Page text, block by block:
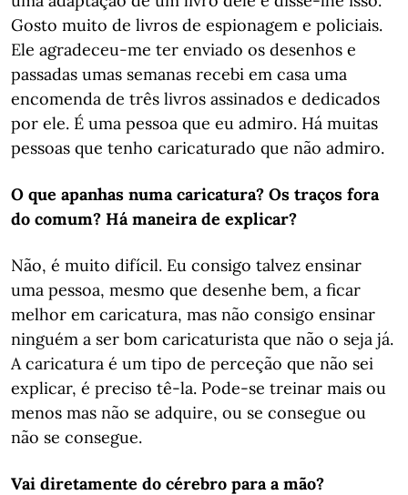
Gosto muito de livros de espionagem e policiais.
Ele agradeceu-me ter enviado os desenhos e
passadas umas semanas recebi em casa uma
encomenda de três livros assinados e dedicados
por ele. É uma pessoa que eu admiro. Há muitas
pessoas que tenho caricaturado que não admiro.
O que apanhas numa caricatura? Os traços fora
do comum? Há maneira de explicar?
Não, é muito difícil. Eu consigo talvez ensinar
uma pessoa, mesmo que desenhe bem, a ficar
melhor em caricatura, mas não consigo ensinar
ninguém a ser bom caricaturista que não o seja já.
A caricatura é um tipo de perceção que não sei
explicar, é preciso tê-la. Pode-se treinar mais ou
menos mas não se adquire, ou se consegue ou
não se consegue.
Vai diretamente do cérebro para a mão?